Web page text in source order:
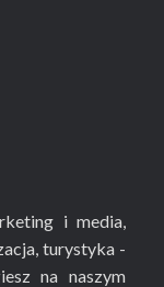
i media,
turystyka -
na naszym